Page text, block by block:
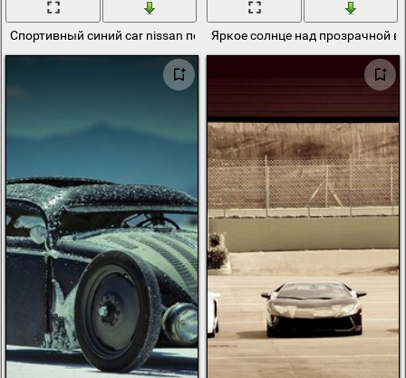
Спортивный синий car nissan под палящим солнцем и пальмами
Яркое солнце над прозрачной